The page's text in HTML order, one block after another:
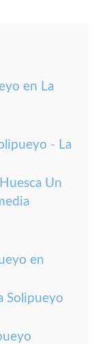
en La
- La
Un
en
Solipueyo